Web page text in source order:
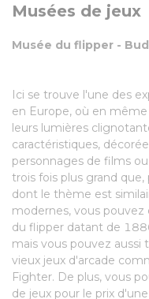
Musées de jeux
Musée du flipper -
Ici se trouve l'une des
en Europe, où en
leurs lumières
caractéristiques,
personnages de films
trois fois plus grand
dont le thème est
modernes, vous
du flipper datant de
mais vous pouvez
vieux jeux d'arcade
Fighter. De plus, vous
de jeux pour le prix